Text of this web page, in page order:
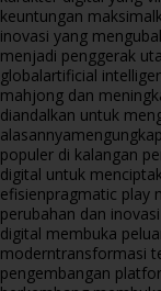
keuntungan maksimal
inovasi yang
menjadi penggerak
globalartificial
mahjong dan
diandalkan untuk
alasannya
populer di kalangan
digital untuk
efisienpragmatic play
perubahan dan
digital membuka
moderntransformasi
pengembangan